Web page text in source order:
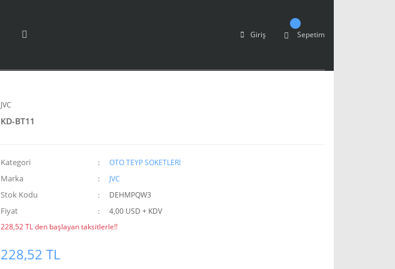
Giriş Sepetim
JVC
KD-BT11
Kategori OTO TEYP SOKETLERİ
Marka JVC
Stok Kodu DEHMPQW3
Fiyat
4,00 USD + KDV
228,52 TL den başlayan taksitlerle!!
228,52 TL